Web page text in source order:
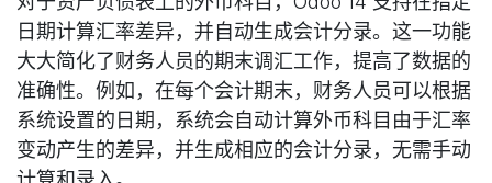
日期计算汇率差异，并自动生成会计分录。这一功能
大大简化了财务人员的期末调汇工作，提高了数据的
准确性。例如，在每个会计期末，财务人员可以根据
系统设置的日期，系统会自动计算外币科目由于汇率
变动产生的差异，并生成相应的会计分录，无需手动